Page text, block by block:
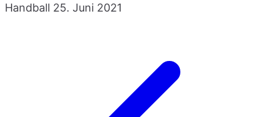
Handball 25. Juni 2021